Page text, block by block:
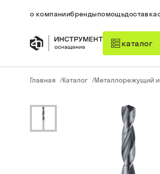
о компаниибрендыпомощьдоставка
каталог
Главная /Каталог /Металлорежущий